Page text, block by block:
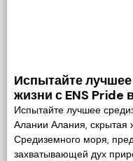
Испытайте
жизни с ENS Pride
Испытайте лучшее
Алании Алания,
Средиземного моря,
захватывающей дух